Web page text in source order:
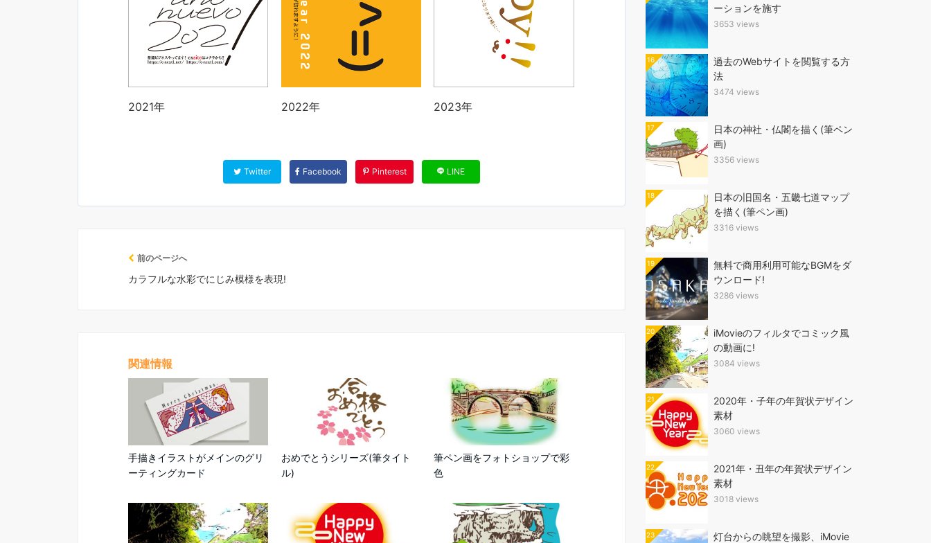
2021年 2022年 2023年
Twitter Facebook Pinterest LINE
前のページへ
カラフルな水彩でにじみ模様を表現!
関連情報
手描きイラストがメインのグリ
ーティングカード
おめでとうシリーズ(筆タイト
ル)
筆ペン画をフォトショップで彩
色
ーションを施す
3653 views
16
過去のWebサイトを閲覧する方
法
3474 views
17
日本の神社・仏閣を描く(筆ペン
画)
3356 views
18
日本の旧国名・五畿七道マップ
を描く(筆ペン画)
3316 views
19
無料で商用利用可能なBGMをダ
ウンロード!
3286 views
20
iMovieのフィルタでコミック風
の動画に!
3084 views
21
2020年・子年の年賀状デザイン
素材
3060 views
22
2021年・丑年の年賀状デザイン
素材
3018 views
23
灯台からの眺望を撮影、iMovie